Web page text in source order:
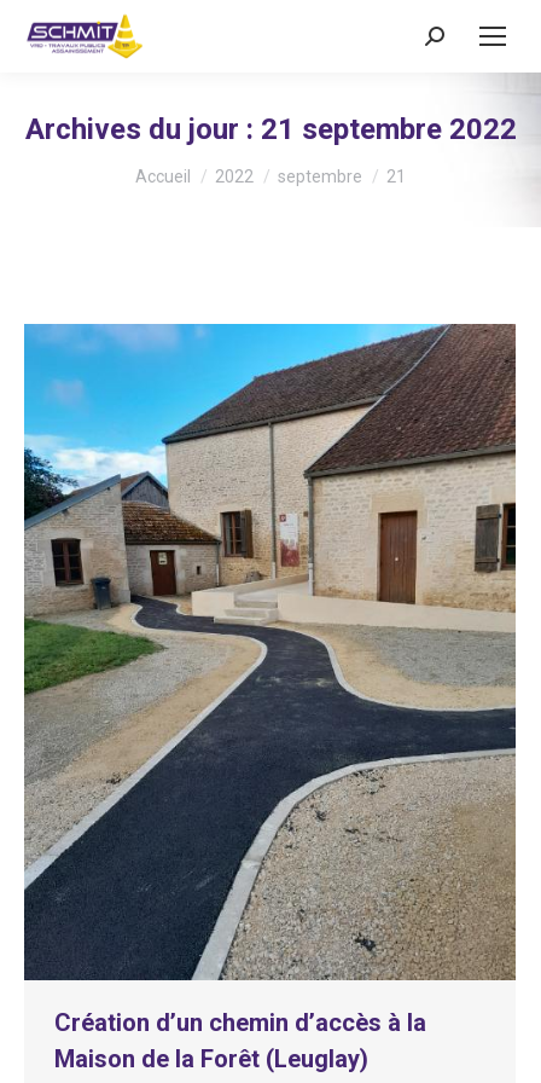
Recherche
Archives du jour : 21 septembre 2022
Vous êtes ici :
Accueil 2022 septembre 21
Création d’un chemin d’accès à la
Maison de la Forêt (Leuglay)